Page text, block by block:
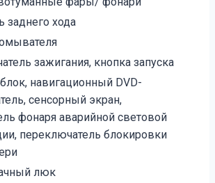
заднего хода
зажигания, кнопка запуска
навигационный DVD-
сенсорный экран,
фонаря аварийной световой
переключатель блокировки
люк